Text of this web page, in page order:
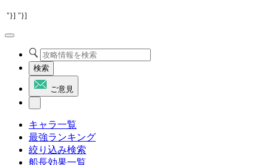
"}] "}]
検索
ご意見
キャラ一覧
最強ランキング
絞り込み検索
船長効果一覧